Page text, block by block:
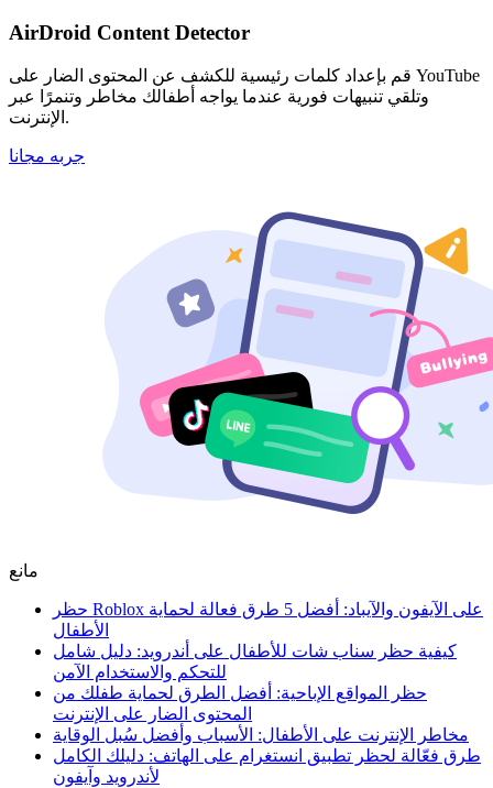
AirDroid Content Detector
قم بإعداد كلمات رئيسية للكشف عن المحتوى الضار على YouTube
وتلقي تنبيهات فورية عندما يواجه أطفالك مخاطر وتنمرًا عبر
الإنترنت.
جربه مجانا
مانع
حظر Roblox على الآيفون والآيباد: أفضل 5 طرق فعالة لحماية
الأطفال
كيفية حظر سناب شات للأطفال على أندرويد: دليل شامل
للتحكم والاستخدام الآمن
حظر المواقع الإباحية: أفضل الطرق لحماية طفلك من
المحتوى الضار على الإنترنت
مخاطر الإنترنت على الأطفال: الأسباب وأفضل سُبل الوقاية
طرق فعّالة لحظر تطبيق انستغرام على الهاتف: دليلك الكامل
لأندرويد وآيفون